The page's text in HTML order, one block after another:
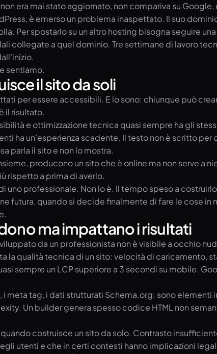
era mai stato aggiornato, non compariva su
è emerso un problema inaspettato. Il suo
Per spostarlo su un altro hosting bisogna seguire
collegate a quel dominio. Tre settimane di lavoro
sentiamo.
il sito da soli
per essere accessibili. E lo sono: chiunque può
il risultato.
e ottimizzazione tecnica quasi sempre ha gli
ha un’esperienza scadente. Il testo non è scritto per
parla il sito e non lo mostra.
producono un sito che è online ma non serve a
rispetto a prima di averlo.
uno professionale. Non lo è. Il tempo speso a
futura, quando si decide finalmente di fare le cose
ma impattano i risultati
da un professionista non è visibile a occhio
la qualità tecnica di un sito: velocità di caricamento,
sempre un LCP superiore a 3 secondi su mobile.
i meta tag, i dati strutturati Schema.org: sono
Un builder genera spesso codice HTML non
costruisce un sito da solo. Contrasto
utenti e che in certi contesti hanno implicazioni